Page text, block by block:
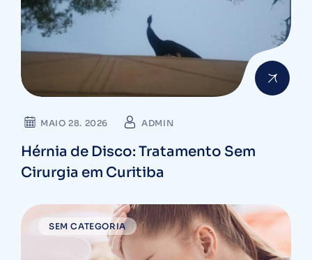
MAIO 28. 2026 ADMIN
Hérnia de Disco: Tratamento Sem
Cirurgia em Curitiba
SEM CATEGORIA